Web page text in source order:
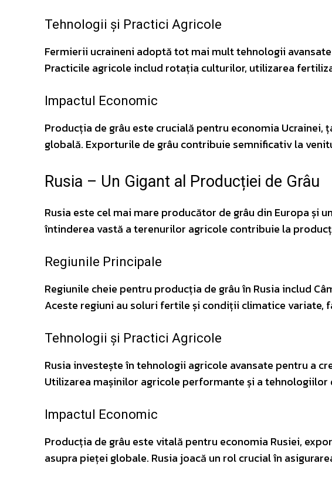
Tehnologii și Practici Agricole
Fermierii ucraineni adoptă tot mai mult tehnologii
Practicile agricole includ rotația culturilor, utilizarea
Impactul Economic
Producția de grâu este crucială pentru economia
globală. Exporturile de grâu contribuie semnificativ la
Rusia – Un Gigant al Producției de Grâu
Rusia este cel mai mare producător de grâu din Europa și
întinderea vastă a terenurilor agricole contribuie la
Regiunile Principale
Regiunile cheie pentru producția de grâu în Rusia includ
Aceste regiuni au soluri fertile și condiții climatice variate,
Tehnologii și Practici Agricole
Rusia investește în tehnologii agricole avansate pentru a
Utilizarea mașinilor agricole performante și a
Impactul Economic
Producția de grâu este vitală pentru economia Rusiei,
asupra pieței globale. Rusia joacă un rol crucial în